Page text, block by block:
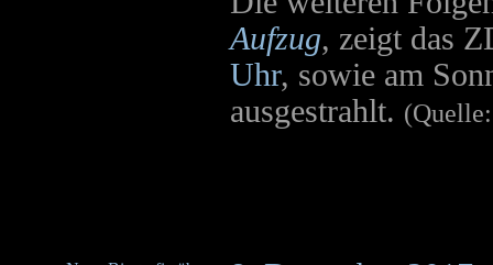
Aufzug, zeigt das
Uhr, sowie am
ausgestrahlt.